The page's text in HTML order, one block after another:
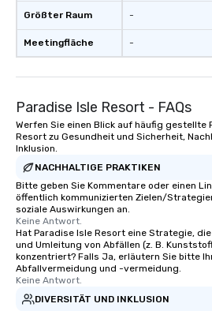
Größter Raum
Meetingfläche
-
-
Paradise Isle Resort - FAQs
Werfen Sie einen Blick auf häufig gestellte
Resort zu Gesundheit und Sicherheit,
Inklusion.
NACHHALTIGE PRAKTIKEN
Bitte geben Sie Kommentare oder einen
öffentlich kommunizierten Zielen/
soziale Auswirkungen an.
Keine Antwort.
Hat Paradise Isle Resort eine Strategie,
und Umleitung von Abfällen (z. B.
konzentriert? Falls Ja, erläutern Sie bitte
Abfallvermeidung und -vermeidung.
Keine Antwort.
DIVERSITÄT UND INKLUSION